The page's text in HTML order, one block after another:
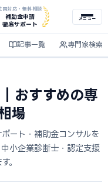
国対応・無料相談
補助金申請
徹底サポート
メニュー
記事一覧 専門家検索
おすすめの専
場
ート・補助金コンサルを
小企業診断士・認定支援
。